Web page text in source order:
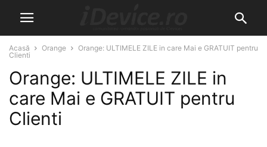
Acasă Orange
Orange: ULTIMELE ZILE in care Mai e GRATUIT pentru
Clienti
Orange: ULTIMELE ZILE in
care Mai e GRATUIT pentru
Clienti